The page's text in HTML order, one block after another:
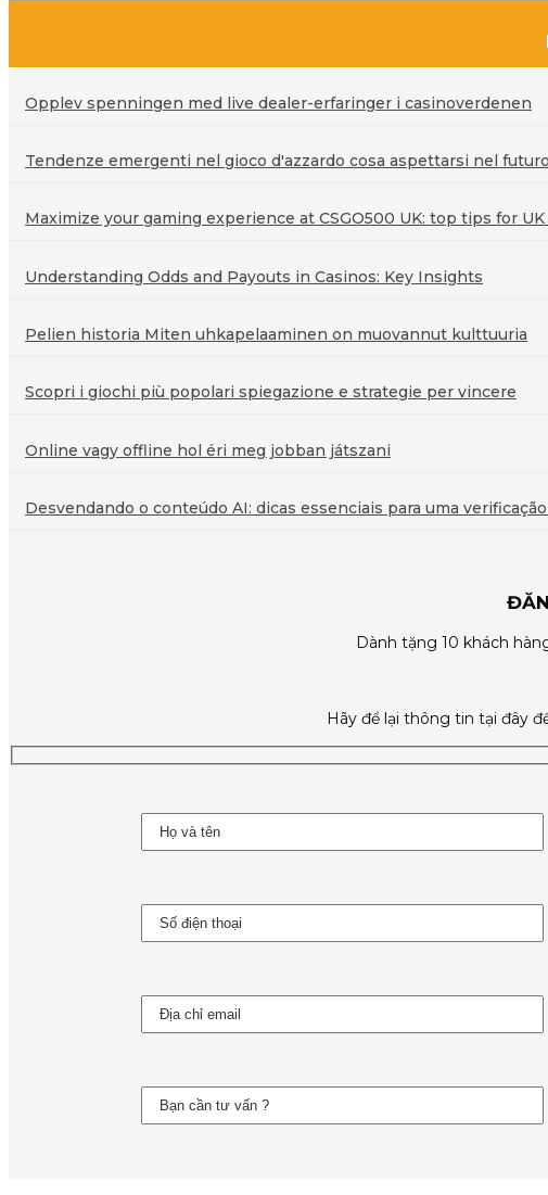
Opplev spenningen med live dealer-erfaringer i casinoverdenen
Tendenze emergenti nel gioco d'azzardo cosa aspettarsi nel futuro
Maximize your gaming experience at CSGO500 UK: top tips for
Understanding Odds and Payouts in Casinos: Key Insights
Pelien historia Miten uhkapelaaminen on muovannut kulttuuria
Scopri i giochi più popolari spiegazione e strategie per vincere
Online vagy offline hol éri meg jobban játszani
Desvendando o conteúdo AI: dicas essenciais para uma
Dành tặng 10 khách
Hãy để lại thông tin tại đây